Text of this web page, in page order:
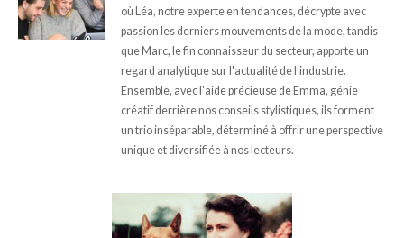
où Léa, notre experte en tendances, décrypte avec
passion les derniers mouvements de la mode, tandis
que Marc, le fin connaisseur du secteur, apporte un
regard analytique sur l'actualité de l'industrie.
Ensemble, avec l'aide précieuse de Emma, génie
créatif derrière nos conseils stylistiques, ils forment
un trio inséparable, déterminé à offrir une perspective
unique et diversifiée à nos lecteurs.